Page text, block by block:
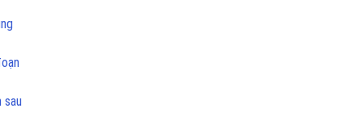
sau